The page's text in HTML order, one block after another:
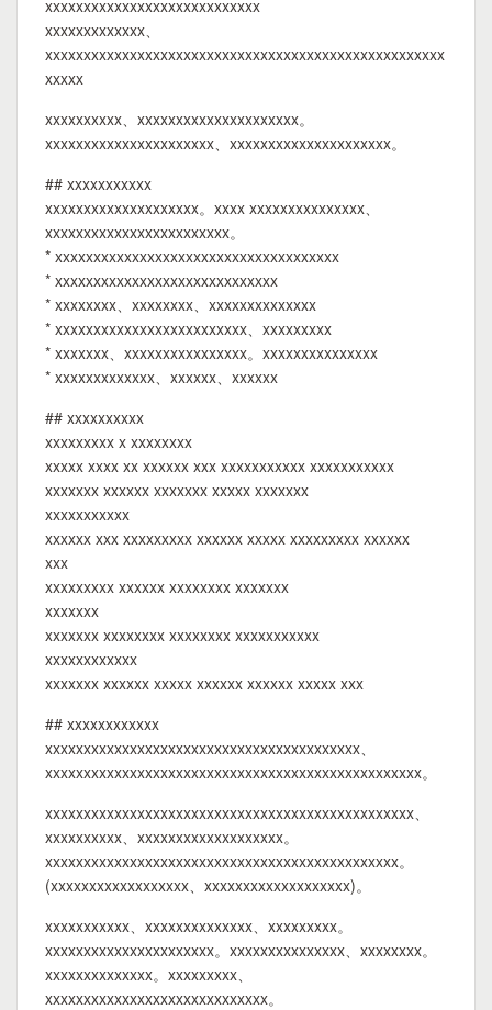
xxxxxxxxxxxxxxxxxxxxxxxxxxxx
xxxxxxxxxxxxx、
xxxxxxxxxxxxxxxxxxxxxxxxxxxxxxxxxxxxxxxxxxxxxxxxxxxx
xxxxx
xxxxxxxxxx、xxxxxxxxxxxxxxxxxxxxx。
xxxxxxxxxxxxxxxxxxxxxx、xxxxxxxxxxxxxxxxxxxxx。
## xxxxxxxxxxx
xxxxxxxxxxxxxxxxxxxx。xxxx xxxxxxxxxxxxxxx、
xxxxxxxxxxxxxxxxxxxxxxxx。
* xxxxxxxxxxxxxxxxxxxxxxxxxxxxxxxxxxxxx
* xxxxxxxxxxxxxxxxxxxxxxxxxxxxx
* xxxxxxxx、xxxxxxxx、xxxxxxxxxxxxxx
* xxxxxxxxxxxxxxxxxxxxxxxxx、xxxxxxxxx
* xxxxxxx、xxxxxxxxxxxxxxxx。xxxxxxxxxxxxxxx
* xxxxxxxxxxxxx、xxxxxx、xxxxxx
## xxxxxxxxxx
xxxxxxxxx x xxxxxxxx
xxxxx xxxx xx xxxxxx xxx xxxxxxxxxxx xxxxxxxxxxx
xxxxxxx xxxxxx xxxxxxx xxxxx xxxxxxx
xxxxxxxxxxx
xxxxxx xxx xxxxxxxxx xxxxxx xxxxx xxxxxxxxx xxxxxx
xxx
xxxxxxxxx xxxxxx xxxxxxxx xxxxxxx
xxxxxxx
xxxxxxx xxxxxxxx xxxxxxxx xxxxxxxxxxx
xxxxxxxxxxxx
xxxxxxx xxxxxx xxxxx xxxxxx xxxxxx xxxxx xxx
## xxxxxxxxxxxx
xxxxxxxxxxxxxxxxxxxxxxxxxxxxxxxxxxxxxxxxx、
xxxxxxxxxxxxxxxxxxxxxxxxxxxxxxxxxxxxxxxxxxxxxxxxx。
xxxxxxxxxxxxxxxxxxxxxxxxxxxxxxxxxxxxxxxxxxxxxxxx、
xxxxxxxxxx、xxxxxxxxxxxxxxxxxxx。
xxxxxxxxxxxxxxxxxxxxxxxxxxxxxxxxxxxxxxxxxxxxxx。
(xxxxxxxxxxxxxxxxxx、xxxxxxxxxxxxxxxxxxx)。
xxxxxxxxxxx、xxxxxxxxxxxxxx、xxxxxxxxx。
xxxxxxxxxxxxxxxxxxxxxx。xxxxxxxxxxxxxxx、xxxxxxxx。
xxxxxxxxxxxxxx。xxxxxxxxx、
xxxxxxxxxxxxxxxxxxxxxxxxxxxxx。